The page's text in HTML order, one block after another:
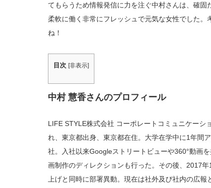
てもらうため情報発信に力を注ぐ中村さんは、確
柔軟に働く非常にフレッシュで元気な女性でした
ね！
目次 [非表示]
中村 慧香さんのプロフィール
LIFE STYLE株式会社 コーポレートコミュニケーシ
れ、東京都出身、東京都在住。大学在学中に1年間
社。入社以来Googleストリートビューや360°動画
画制作のディレクションも行った。その後、2017
上げと同時に部署異動。現在は社外及び社内の広